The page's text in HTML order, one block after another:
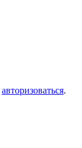
авторизоваться.